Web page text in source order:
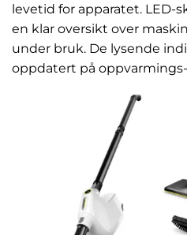
levetid for apparatet. LED-
en klar oversikt over
under bruk. De lysende
oppdatert på